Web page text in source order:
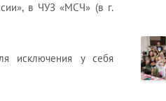
в ЧУЗ «МСЧ» (в г.
исключения у себя